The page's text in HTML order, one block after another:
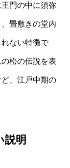
門の中に須弥
畳敷きの堂内
ない特徴で
松の伝説を表
、江戸中期の
説明